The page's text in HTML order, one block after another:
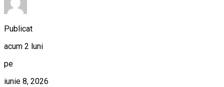
Publicat
acum 2 luni
pe
iunie 8, 2026